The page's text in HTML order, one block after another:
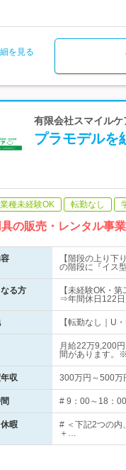
を見る
有限会社スマイル
プラモデルを
種未経験OK 転勤なし
の販売・レンタル事
【階段の上り下
の階段に『イス
る方
【未経験OK・
⇒年間休日122日
【転勤なし｜U
月給22万9,200
間があります
収 300万円～500万
# 9：00～18：
暇
# ＜下記2つの内
＋…